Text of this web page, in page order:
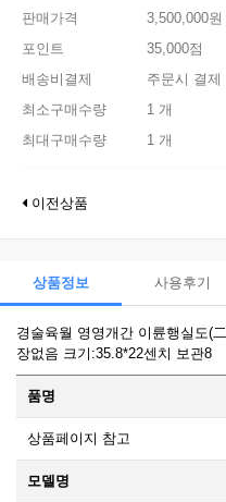
판매가격
3,500,000원
포인트
35,000점
배송비결제
주문시 결제
최소구매수량
1 개
최대구매수량
1 개
이전상품
상품정보 사용후기
경술육월 영영개간 이륜행실도(
장없음 크기:35.8*22센치 보관8
품명
상품페이지 참고
모델명